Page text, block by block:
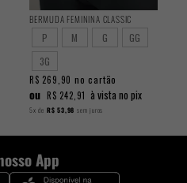
BERMUDA FEMININA CLASSIC
P M G
GG
3G
R$ 269,90 no cartão
ou R$ 242,91 à vista no pix
5x de R$ 53,98 sem juros
App